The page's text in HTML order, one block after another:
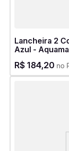
Lancheira 2
Azul -
R$ 184,20 no